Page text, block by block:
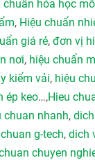
chuẩn hóa học
, Hiệu chuẩn
giá rẻ, đơn vị
nơi, hiệu chuẩn
kiểm vải, hiệu
ép keo…,Hieu
chuan nhanh,
g-tech, dich
chuyen